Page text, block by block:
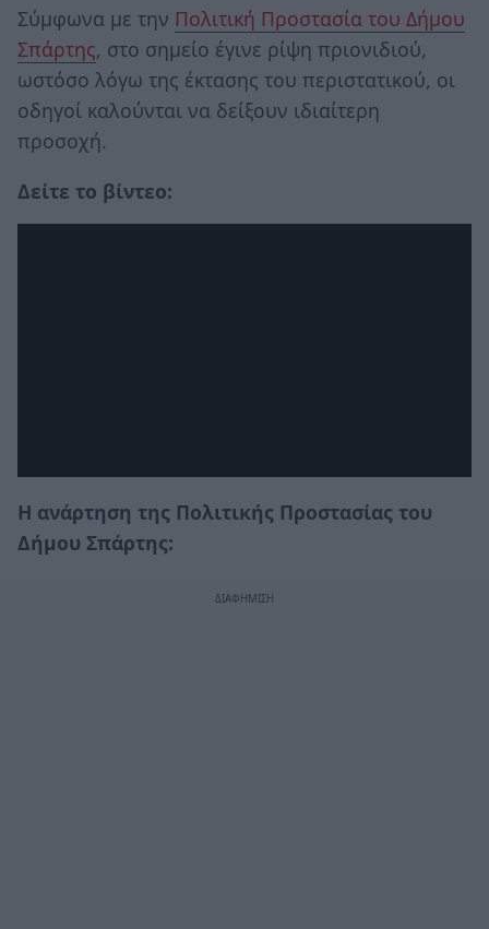
Σύμφωνα με την Πολιτική Προστασία του Δήμου
Σπάρτης, στο σημείο έγινε ρίψη πριονιδιού,
ωστόσο λόγω της έκτασης του περιστατικού, οι
οδηγοί καλούνται να δείξουν ιδιαίτερη
προσοχή.
Δείτε το βίντεο:
Η ανάρτηση της Πολιτικής Προστασίας του
Δήμου Σπάρτης: